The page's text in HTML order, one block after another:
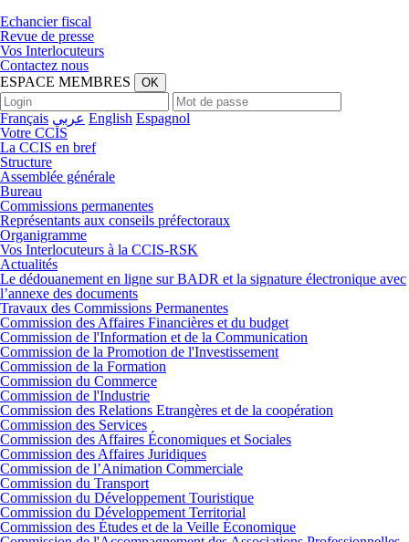
Echancier fiscal
Revue de presse
Vos Interlocuteurs
Contactez nous
ESPACE MEMBRES OK
Français عربي English Espagnol
Votre CCIS
La CCIS en bref
Structure
Assemblée générale
Bureau
Commissions permanentes
Représentants aux conseils préfectoraux
Organigramme
Vos Interlocuteurs à la CCIS-RSK
Actualités
Le dédouanement en ligne sur BADR et la signature électronique avec
l’annexe des documents
Travaux des Commissions Permanentes
Commission des Affaires Financières et du budget
Commission de l'Information et de la Communication
Commission de la Promotion de l'Investissement
Commission de la Formation
Commission du Commerce
Commission de l'Industrie
Commission des Relations Etrangères et de la coopération
Commission des Services
Commission des Affaires Économiques et Sociales
Commission des Affaires Juridiques
Commission de l’Animation Commerciale
Commission du Transport
Commission du Développement Touristique
Commission du Développement Territorial
Commission des Études et de la Veille Économique